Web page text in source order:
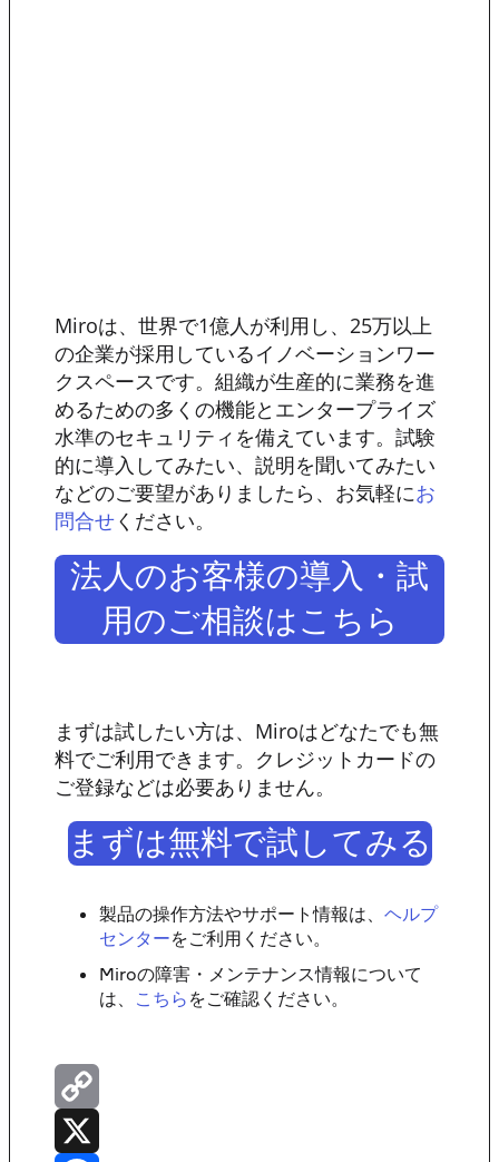
Miroは、世界で1億人が利用し、25万以上
の企業が採用しているイノベーションワー
クスペースです。組織が生産的に業務を進
めるための多くの機能とエンタープライズ
水準のセキュリティを備えています。試験
的に導入してみたい、説明を聞いてみたい
などのご要望がありましたら、お気軽にお
問合せください。
法人のお客様の導入・試
用のご相談はこちら
まずは試したい方は、Miroはどなたでも無
料でご利用できます。クレジットカードの
ご登録などは必要ありません。
まずは無料で試してみる
製品の操作方法やサポート情報は、 ヘルプ
センターをご利用ください。
Miroの障害・メンテナンス情報について
は、 こちら をご確認ください。
Copy